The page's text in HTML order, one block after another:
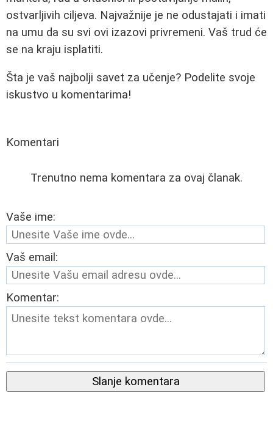
ostvarljivih ciljeva. Najvažnije je ne odustajati i imati
na umu da su svi ovi izazovi privremeni. Vaš trud će
se na kraju isplatiti.
Šta je vaš najbolji savet za učenje? Podelite svoje
iskustvo u komentarima!
Komentari
Trenutno nema komentara za ovaj članak.
Vaše ime:
Vaš email:
Komentar:
Slanje komentara